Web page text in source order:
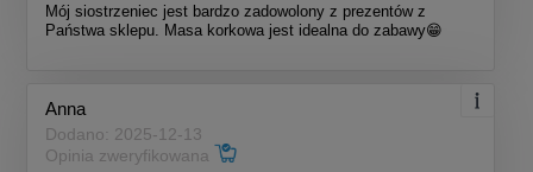
Mój siostrzeniec jest bardzo zadowolony z prezentów z
Państwa sklepu. Masa korkowa jest idealna do zabawy😁
Anna
Dodano: 2025-12-13
Opinia zweryfikowana